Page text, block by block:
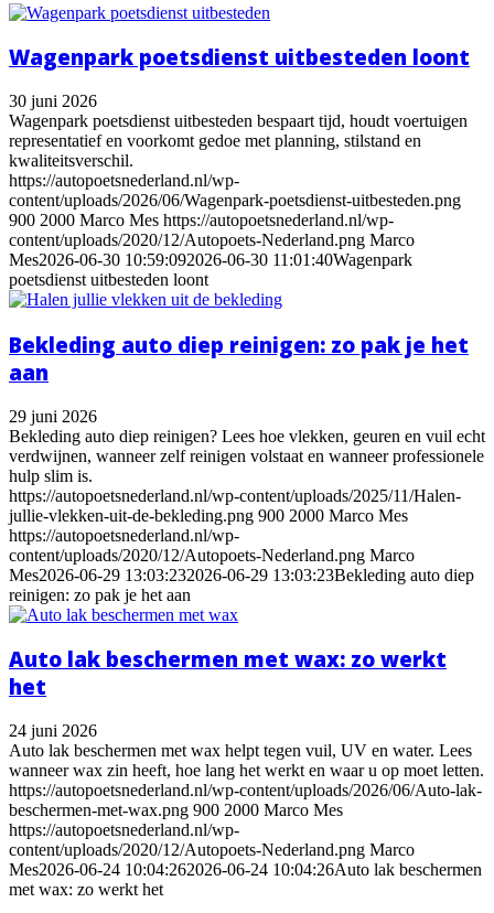
Wagenpark poetsdienst uitbesteden loont
30 juni 2026
Wagenpark poetsdienst uitbesteden bespaart tijd, houdt voertuigen
representatief en voorkomt gedoe met planning, stilstand en
kwaliteitsverschil.
https://autopoetsnederland.nl/wp-
content/uploads/2026/06/Wagenpark-poetsdienst-uitbesteden.png
900 2000 Marco Mes https://autopoetsnederland.nl/wp-
content/uploads/2020/12/Autopoets-Nederland.png Marco
Mes2026-06-30 10:59:092026-06-30 11:01:40Wagenpark
poetsdienst uitbesteden loont
Bekleding auto diep reinigen: zo pak je het
aan
29 juni 2026
Bekleding auto diep reinigen? Lees hoe vlekken, geuren en vuil echt
verdwijnen, wanneer zelf reinigen volstaat en wanneer professionele
hulp slim is.
https://autopoetsnederland.nl/wp-content/uploads/2025/11/Halen-
jullie-vlekken-uit-de-bekleding.png 900 2000 Marco Mes
https://autopoetsnederland.nl/wp-
content/uploads/2020/12/Autopoets-Nederland.png Marco
Mes2026-06-29 13:03:232026-06-29 13:03:23Bekleding auto diep
reinigen: zo pak je het aan
Auto lak beschermen met wax: zo werkt
het
24 juni 2026
Auto lak beschermen met wax helpt tegen vuil, UV en water. Lees
wanneer wax zin heeft, hoe lang het werkt en waar u op moet letten.
https://autopoetsnederland.nl/wp-content/uploads/2026/06/Auto-lak-
beschermen-met-wax.png 900 2000 Marco Mes
https://autopoetsnederland.nl/wp-
content/uploads/2020/12/Autopoets-Nederland.png Marco
Mes2026-06-24 10:04:262026-06-24 10:04:26Auto lak beschermen
met wax: zo werkt het